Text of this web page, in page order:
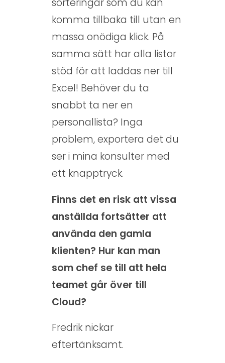
sorteringar som du kan
komma tillbaka till utan en
massa onödiga klick. På
samma sätt har alla listor
stöd för att laddas ner till
Excel! Behöver du ta
snabbt ta ner en
personallista? Inga
problem, exportera det du
ser i mina konsulter med
ett knapptryck.
Finns det en risk att vissa
anställda fortsätter att
använda den gamla
klienten? Hur kan man
som chef se till att hela
teamet går över till
Cloud?
Fredrik nickar
eftertänksamt.